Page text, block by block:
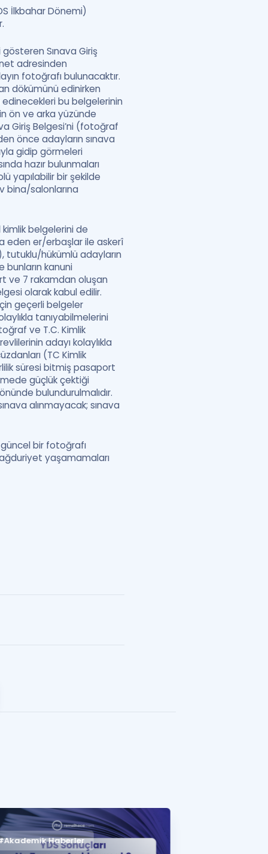
İlkbahar Dönemi)
Sınava Giriş
adresinden
fotoğrafı bulunacaktır.
dökümünü edinirken
bu belgelerinin
ön ve arka yüzünde
Giriş Belgesi’ni (fotoğraf
önce adayların sınava
gidip görmeleri
hazır bulunmaları
yapılabilir bir şekilde
bina/salonlarına
kimlik belgelerini de
eden er/erbaşlar ile askerî
tutuklu/hükümlü adayların
bunların kanuni
ve 7 rakamdan oluşan
olarak kabul edilir.
geçerli belgeler
tanıyabilmelerini
ve T.C. Kimlik
adayı kolaylıkla
(TC Kimlik
süresi bitmiş pasaport
güçlük çektiği
bulundurulmalıdır.
alınmayacak; sınava
bir fotoğrafı
yaşamamaları
Haberler